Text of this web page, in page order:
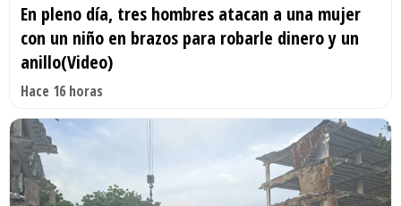
En pleno día, tres hombres atacan a una mujer
con un niño en brazos para robarle dinero y un
anillo(Video)
Hace 16 horas